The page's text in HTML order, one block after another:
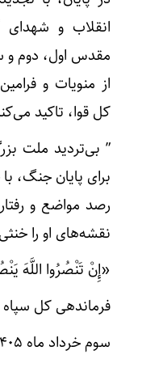
انقلاب و شهدای
مقدس اول، دوم و
از منویات و
کل قوا، تاکید
” بی‌تردید ملت
برای پایان جنگ،
رصد مواضع و
نقشه‌های او را
«إِنْ تَنْصُرُوا اللَّهَ
فرماندهی کل سپاه
سوم خرداد ماه 1405